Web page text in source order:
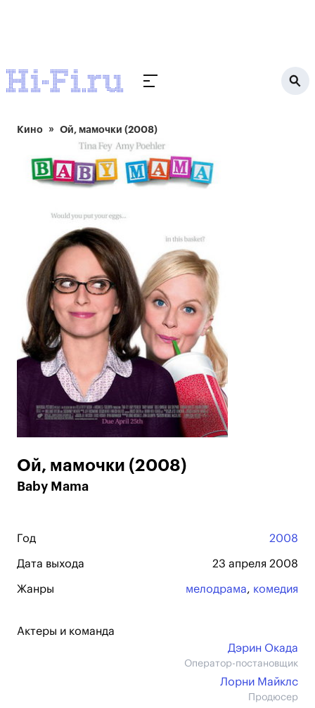
Кино Ой, мамочки (2008)
Ой, мамочки (2008)
Baby Mama
Год 2008
Дата выхода 23 апреля 2008
Жанры мелодрама, комедия
Актеры и команда
Дэрин Окада
Оператор-постановщик
Лорни Майклс
Продюсер